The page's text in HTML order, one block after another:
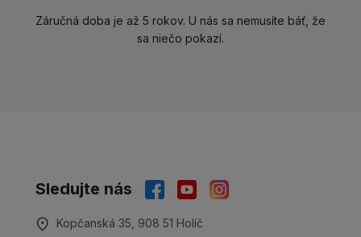
Záručná doba je až 5 rokov. U nás sa nemusíte báť, že
sa niečo pokazí.
Sledujte nás
Kopčanská 35, 908 51 Holíč